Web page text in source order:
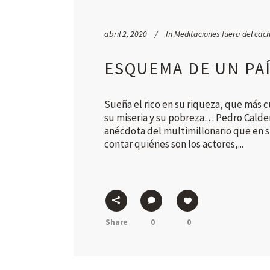
abril 2, 2020 InMeditaciones fuera del
ESQUEMA DE UN
Sueña el rico en su riqueza, que más
su miseria y su pobreza… Pedro
anécdota del multimillonario que en
contar quiénes son los actores,...
Share 0 0